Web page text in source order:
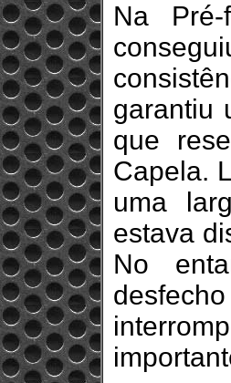
Na
garantiu
que
Capela.
uma
estava
No